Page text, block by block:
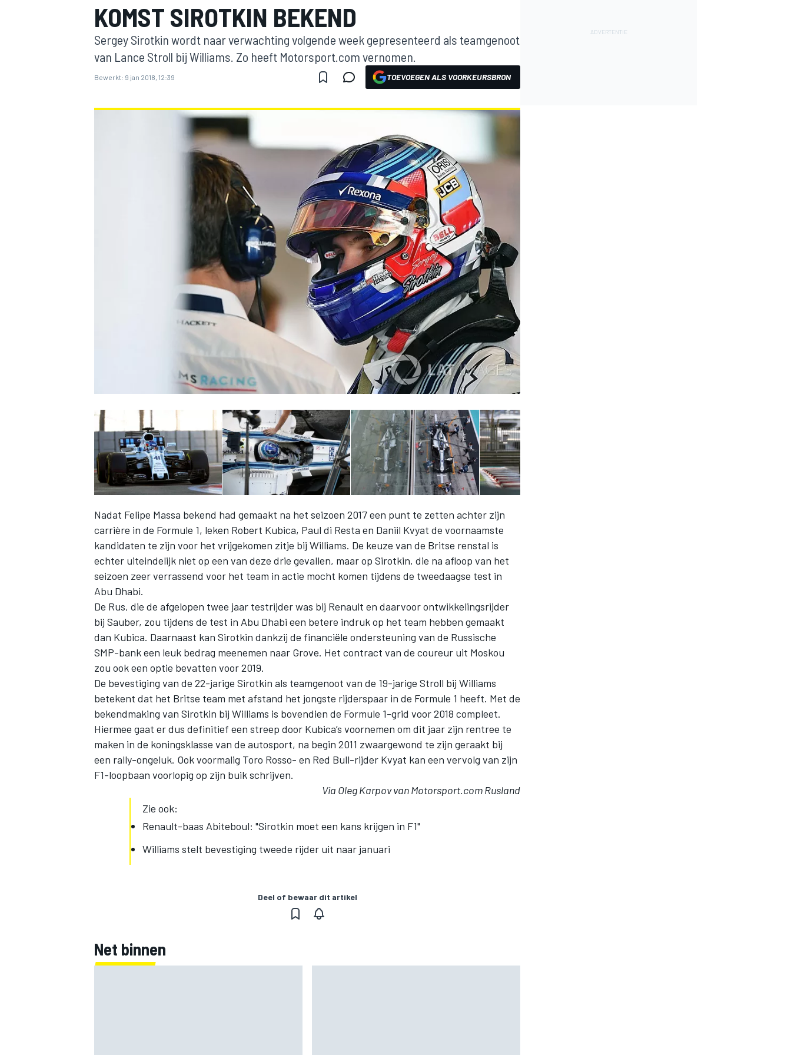
WEC DTM
KOMST SIROTKIN BEKEND
Sergey Sirotkin wordt naar verwachting volgende week gepresenteerd als teamgenoot
van Lance Stroll bij Williams. Zo heeft Motorsport.com vernomen.
Bewerkt: 9 jan 2018, 12:39 TOEVOEGEN ALS VOORKEURSBRON
Nadat Felipe Massa bekend had gemaakt na het seizoen 2017 een punt te zetten achter zijn
carrière in de Formule 1, leken Robert Kubica, Paul di Resta en Daniil Kvyat de voornaamste
kandidaten te zijn voor het vrijgekomen zitje bij Williams. De keuze van de Britse renstal is
echter uiteindelijk niet op een van deze drie gevallen, maar op Sirotkin, die na afloop van het
seizoen zeer verrassend voor het team in actie mocht komen tijdens de tweedaagse test in
Abu Dhabi.
De Rus, die de afgelopen twee jaar testrijder was bij Renault en daarvoor ontwikkelingsrijder
bij Sauber, zou tijdens de test in Abu Dhabi een betere indruk op het team hebben gemaakt
dan Kubica. Daarnaast kan Sirotkin dankzij de financiële ondersteuning van de Russische
SMP-bank een leuk bedrag meenemen naar Grove. Het contract van de coureur uit Moskou
zou ook een optie bevatten voor 2019.
De bevestiging van de 22-jarige Sirotkin als teamgenoot van de 19-jarige Stroll bij Williams
betekent dat het Britse team met afstand het jongste rijderspaar in de Formule 1 heeft. Met de
bekendmaking van Sirotkin bij Williams is bovendien de Formule 1-grid voor 2018 compleet.
Hiermee gaat er dus definitief een streep door Kubica’s voornemen om dit jaar zijn rentree te
maken in de koningsklasse van de autosport, na begin 2011 zwaargewond te zijn geraakt bij
een rally-ongeluk. Ook voormalig Toro Rosso- en Red Bull-rijder Kvyat kan een vervolg van zijn
F1-loopbaan voorlopig op zijn buik schrijven.
Via Oleg Karpov van Motorsport.com Rusland
Zie ook:
Renault-baas Abiteboul: "Sirotkin moet een kans krijgen in F1"
Williams stelt bevestiging tweede rijder uit naar januari
Deel of bewaar dit artikel
Net binnen